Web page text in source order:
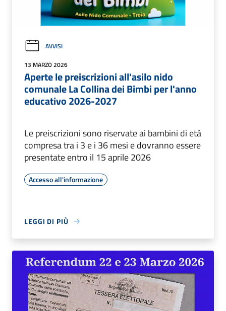
AVVISI
13 MARZO 2026
Aperte le preiscrizioni all'asilo nido
comunale La Collina dei Bimbi per l'anno
educativo 2026-2027
Le preiscrizioni sono riservate ai bambini di età
compresa tra i 3 e i 36 mesi e dovranno essere
presentate entro il 15 aprile 2026
Accesso all'informazione
LEGGI DI PIÙ